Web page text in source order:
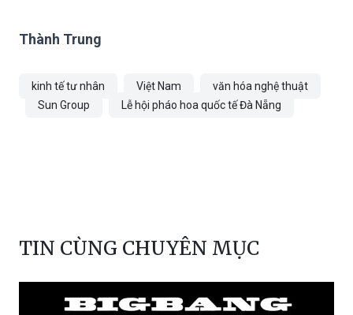
Thành Trung
kinh tế tư nhân Việt Nam
văn hóa nghệ thuật
Sun Group
Lễ hội pháo hoa quốc tế Đà Nẵng
TIN CÙNG CHUYÊN MỤC